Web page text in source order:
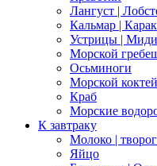
Лангуст |
Кальмар |
Устрицы |
Морской
Осьминоги
Морской
Краб
Морские
К завтраку
Молоко |
Яйцо